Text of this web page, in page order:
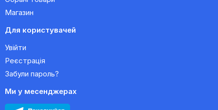
Магазин
Для користувачей
Увійти
Реєстрація
Забули пароль?
Ми у месенджерах